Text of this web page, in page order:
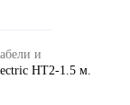
и
HT2-1.5 м.